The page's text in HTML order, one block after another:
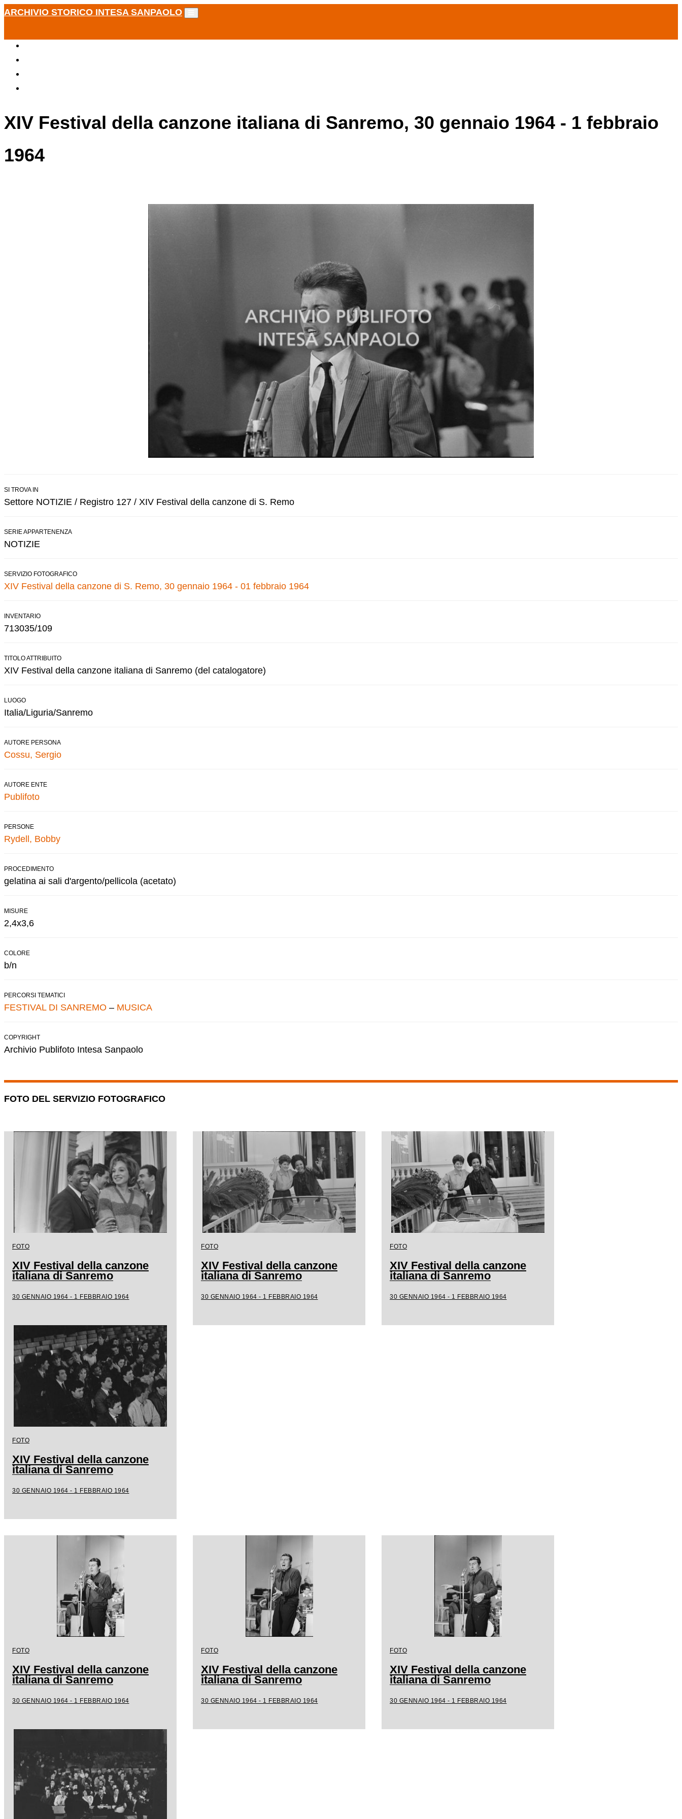
ARCHIVIO STORICO INTESA SANPAOLO
XIV Festival della canzone italiana di Sanremo, 30 gennaio 1964 - 1 febbraio
1964
SI TROVA IN
Settore NOTIZIE / Registro 127 / XIV Festival della canzone di S. Remo
SERIE APPARTENENZA
NOTIZIE
SERVIZIO FOTOGRAFICO
XIV Festival della canzone di S. Remo, 30 gennaio 1964 - 01 febbraio 1964
INVENTARIO
713035/109
TITOLO ATTRIBUITO
XIV Festival della canzone italiana di Sanremo (del catalogatore)
LUOGO
Italia/Liguria/Sanremo
AUTORE PERSONA
Cossu, Sergio
AUTORE ENTE
Publifoto
PERSONE
Rydell, Bobby
PROCEDIMENTO
gelatina ai sali d'argento/pellicola (acetato)
MISURE
2,4x3,6
COLORE
b/n
PERCORSI TEMATICI
FESTIVAL DI SANREMO – MUSICA
COPYRIGHT
Archivio Publifoto Intesa Sanpaolo
FOTO DEL SERVIZIO FOTOGRAFICO
FOTO
XIV Festival della canzone
italiana di Sanremo
30 GENNAIO 1964 - 1 FEBBRAIO 1964
FOTO
XIV Festival della canzone
italiana di Sanremo
30 GENNAIO 1964 - 1 FEBBRAIO 1964
FOTO
XIV Festival della canzone
italiana di Sanremo
30 GENNAIO 1964 - 1 FEBBRAIO 1964
FOTO
XIV Festival della canzone
italiana di Sanremo
30 GENNAIO 1964 - 1 FEBBRAIO 1964
FOTO
XIV Festival della canzone
italiana di Sanremo
30 GENNAIO 1964 - 1 FEBBRAIO 1964
FOTO
XIV Festival della canzone
italiana di Sanremo
30 GENNAIO 1964 - 1 FEBBRAIO 1964
FOTO
XIV Festival della canzone
italiana di Sanremo
30 GENNAIO 1964 - 1 FEBBRAIO 1964